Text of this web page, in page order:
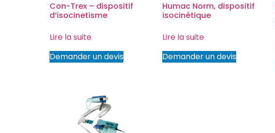
Con-Trex – dispositif
d’isocinetisme
Lire la suite
Demander un devis
Humac Norm, dispositif
isocinétique
Lire la suite
Demander un devis